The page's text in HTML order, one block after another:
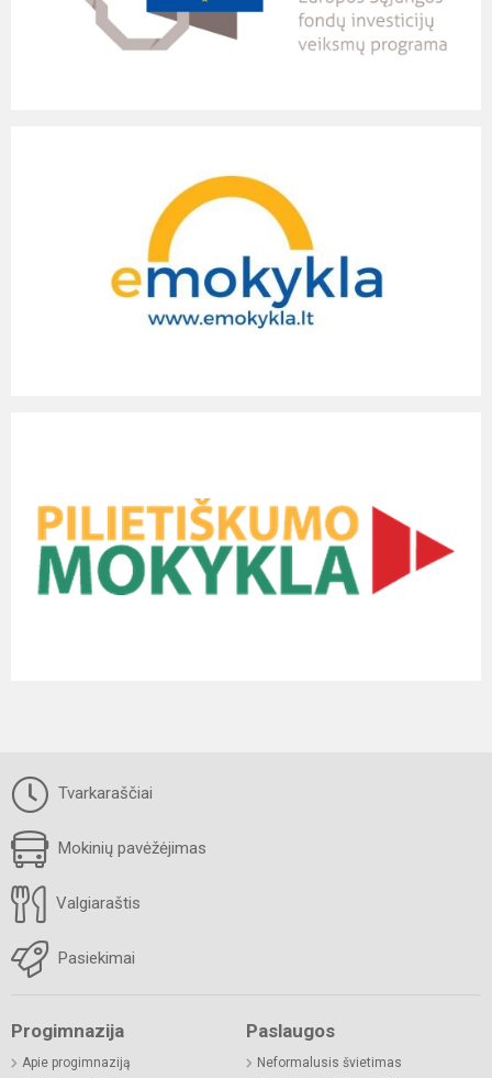
Tvarkaraščiai
Mokinių pavėžėjimas
Valgiaraštis
Pasiekimai
Progimnazija
Apie progimnaziją
Paslaugos
Neformalusis švietimas